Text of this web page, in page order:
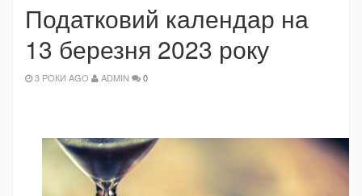
Податковий календар на
13 березня 2023 року
3 РОКИ AGO ADMIN 0